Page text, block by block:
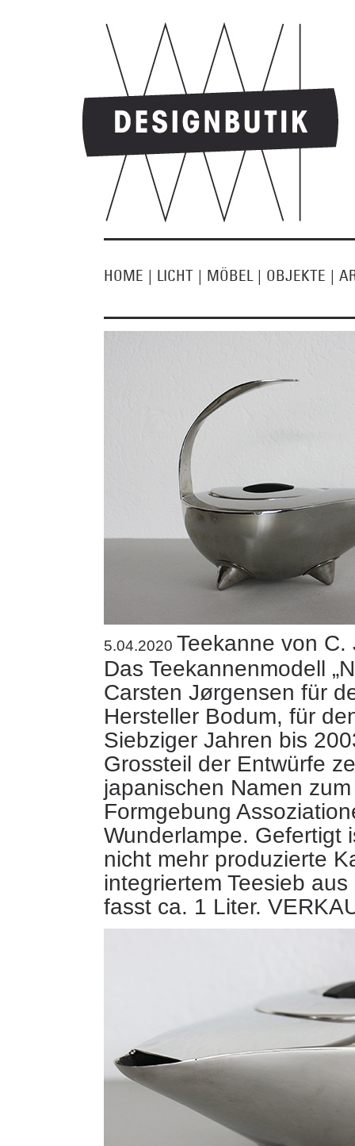
HOME | LICHT | MÖBEL | OBJEKTE |
5.04.2020 Teekanne von C.
Das Teekannenmodell
Carsten Jørgensen für
Hersteller Bodum, für
Siebziger Jahren bis
Grossteil der Entwürfe
japanischen Namen
Formgebung
Wunderlampe. Gefertigt
nicht mehr produzierte
integriertem Teesieb
fasst ca. 1 Liter.